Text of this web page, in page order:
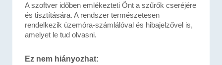
A szoftver időben emlékezteti Önt a szűrők cseréjére
és tisztítására. A rendszer természetesen
rendelkezik üzemóra-számlálóval és hibajelzővel is,
amelyet le tud olvasni.
Ez nem hiányozhat: